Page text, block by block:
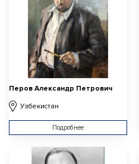
Перов Александр Петрович
Узбекистан
Подробнее